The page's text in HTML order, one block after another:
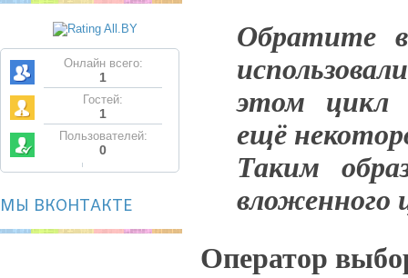
Онлайн всего:
1
Гостей:
1
Пользователей:
0
МЫ ВКОНТАКТЕ
end;
Writeln;
end;
End.
Обратите
этом цикл
ещё
Таким
вложенного
Оператор